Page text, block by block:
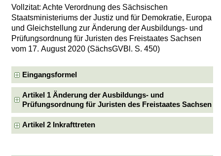
Vollzitat: Achte Verordnung des Sächsischen
Staatsministeriums der Justiz und für Demokratie, Europa
und Gleichstellung zur Änderung der Ausbildungs- und
Prüfungsordnung für Juristen des Freistaates Sachsen
vom 17. August 2020 (SächsGVBl. S. 450)
Eingangsformel
Artikel 1 Änderung der Ausbildungs- und
Prüfungsordnung für Juristen des Freistaates Sachsen
Artikel 2 Inkrafttreten